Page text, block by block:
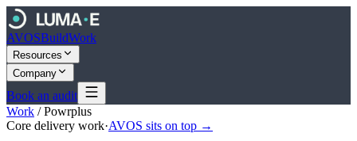
AVOSBuildWork
Resources
Company
Book an audit
Work /Powrplus
Core delivery work·AVOS sits on top →